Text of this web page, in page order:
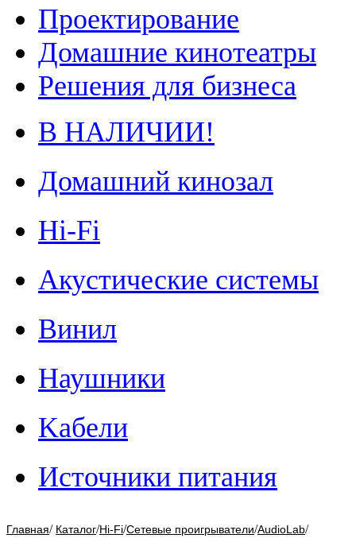
Проектирование
Домашние кинотеатры
Решения для бизнеса
В НАЛИЧИИ!
Домашний кинозал
Hi-Fi
Акустические системы
Винил
Наушники
Kабели
Источники питания
Главная/ Каталог/Hi-Fi/Сетевые проигрыватели/AudioLab/